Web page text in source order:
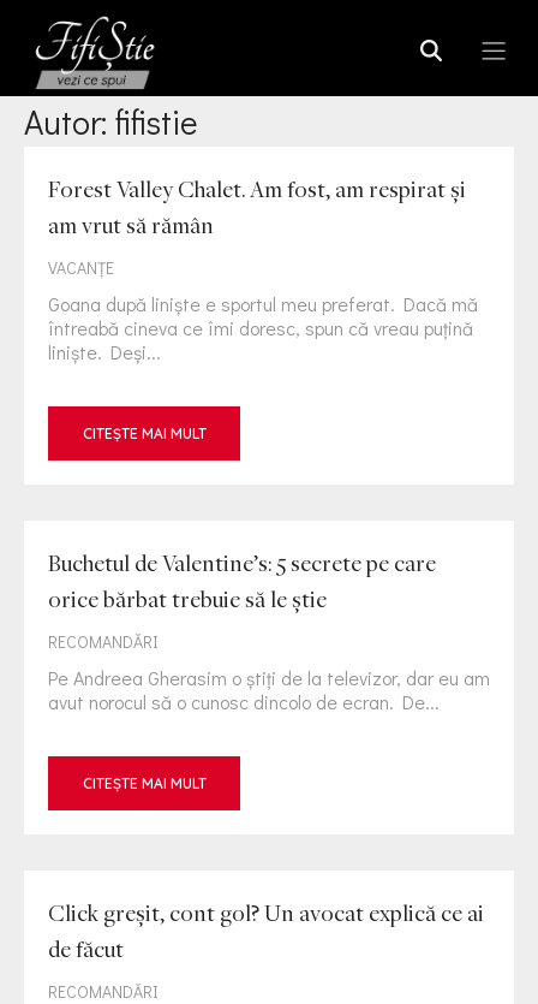
Autor: fifistie
Forest Valley Chalet. Am fost, am respirat și
am vrut să rămân
VACANȚE
Goana după liniște e sportul meu preferat. Dacă mă
întreabă cineva ce îmi doresc, spun că vreau puțină
liniște. Deși...
CITEȘTE MAI MULT
Buchetul de Valentine’s: 5 secrete pe care
orice bărbat trebuie să le știe
RECOMANDĂRI
Pe Andreea Gherasim o știți de la televizor, dar eu am
avut norocul să o cunosc dincolo de ecran. De...
CITEȘTE MAI MULT
Click greșit, cont gol? Un avocat explică ce ai
de făcut
RECOMANDĂRI